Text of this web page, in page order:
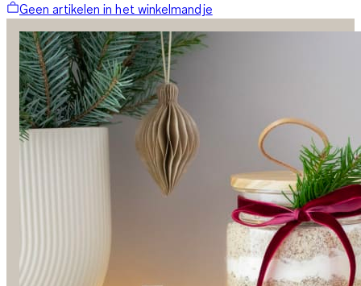
Geen artikelen in het winkelmandje